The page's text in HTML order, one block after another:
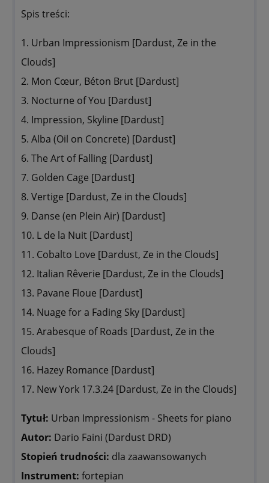
Spis treści:
1. Urban Impressionism [Dardust, Ze in the
Clouds]
2. Mon Cœur, Béton Brut [Dardust]
3. Nocturne of You [Dardust]
4. Impression, Skyline [Dardust]
5. Alba (Oil on Concrete) [Dardust]
6. The Art of Falling [Dardust]
7. Golden Cage [Dardust]
8. Vertige [Dardust, Ze in the Clouds]
9. Danse (en Plein Air) [Dardust]
10. L de la Nuit [Dardust]
11. Cobalto Love [Dardust, Ze in the Clouds]
12. Italian Rêverie [Dardust, Ze in the Clouds]
13. Pavane Floue [Dardust]
14. Nuage for a Fading Sky [Dardust]
15. Arabesque of Roads [Dardust, Ze in the
Clouds]
16. Hazey Romance [Dardust]
17. New York 17.3.24 [Dardust, Ze in the Clouds]
Tytuł: Urban Impressionism - Sheets for piano
Autor: Dario Faini (Dardust DRD)
Stopień trudności: dla zaawansowanych
Instrument: fortepian